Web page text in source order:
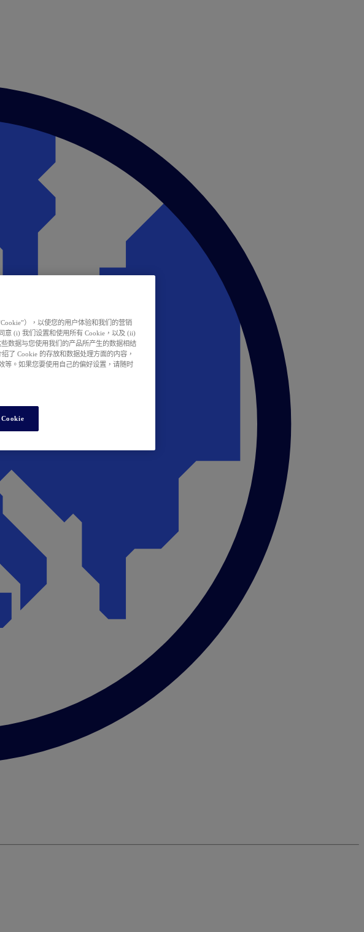
），以使您的用户体验和我们的营销
意 (i) 我们设置和使用所有 Cookie，以及 (ii)
数据与您使用我们的产品所产生的数据相结
了 Cookie 的存放和数据处理方面的内容，
等。如果您要使用自己的偏好设置，请随时
Cookie